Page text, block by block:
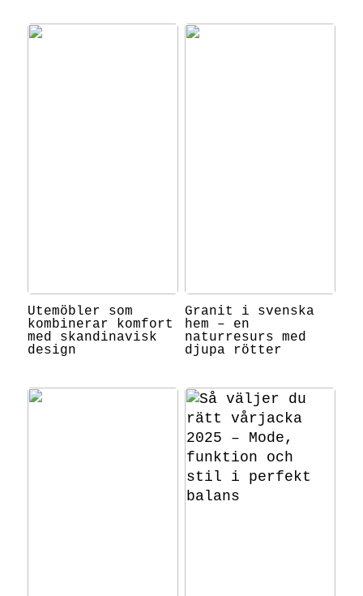
Utemöbler som
kombinerar komfort
med skandinavisk
design
Granit i svenska
hem – en
naturresurs med
djupa rötter